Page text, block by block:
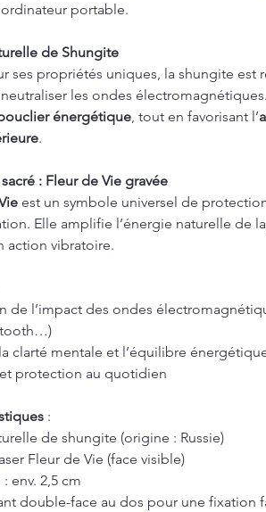
portable.
de Shungite
ses propriétés uniques, la shungite est
les ondes
énergétique, tout en favorisant l’
.
: Fleur de Vie gravée
est un symbole universel de
Elle amplifie l’énergie naturelle de
action vibratoire.
de l’impact des ondes
clarté mentale et l’équilibre
protection au quotidien
:
de shungite (origine : Russie)
Fleur de Vie (face visible)
env. 2,5 cm
double-face au dos pour une fixation